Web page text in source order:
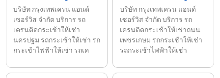
บริษัท กรุงเทพเครน แอนด์
เซอร์วิส จำกัด บริการ รถ
เครนติดกระเช้าให้เช่า
นครปฐม รถกระเช้าให้เช่า รถ
กระเช้าไฟฟ้าให้เช่า รถเค
บริษัท กรุงเทพเครน แอนด์
เซอร์วิส จำกัด บริการ รถ
เครนติดกระเช้าให้เช่าถนน
เพชรเกษม รถกระเช้าให้เช่า
รถกระเช้าไฟฟ้าให้เช่า